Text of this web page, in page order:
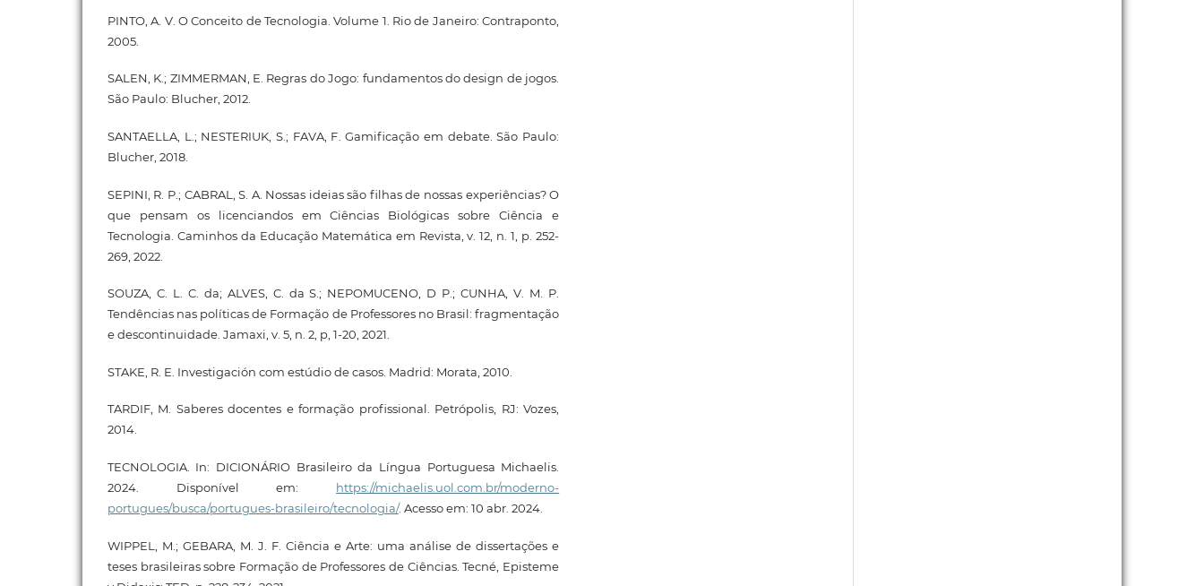
PINTO, A. V. O Conceito de Tecnologia. Volume 1. Rio de Janeiro: Contraponto,
2005.
SALEN, K.; ZIMMERMAN, E. Regras do Jogo: fundamentos do design de jogos.
São Paulo: Blucher, 2012.
SANTAELLA, L.; NESTERIUK, S.; FAVA, F. Gamificação em debate. São Paulo:
Blucher, 2018.
SEPINI, R. P.; CABRAL, S. A. Nossas ideias são filhas de nossas experiências? O
que pensam os licenciandos em Ciências Biológicas sobre Ciência e
Tecnologia. Caminhos da Educação Matemática em Revista, v. 12, n. 1, p. 252-
269, 2022.
SOUZA, C. L. C. da; ALVES, C. da S.; NEPOMUCENO, D P.; CUNHA, V. M. P.
Tendências nas políticas de Formação de Professores no Brasil: fragmentação
e descontinuidade. Jamaxi, v. 5, n. 2, p, 1-20, 2021.
STAKE, R. E. Investigación com estúdio de casos. Madrid: Morata, 2010.
TARDIF, M. Saberes docentes e formação profissional. Petrópolis, RJ: Vozes,
2014.
TECNOLOGIA. In: DICIONÁRIO Brasileiro da Língua Portuguesa Michaelis.
2024. Disponível em: https://michaelis.uol.com.br/moderno-
portugues/busca/portugues-brasileiro/tecnologia/. Acesso em: 10 abr. 2024.
WIPPEL, M.; GEBARA, M. J. F. Ciência e Arte: uma análise de dissertações e
teses brasileiras sobre Formação de Professores de Ciências. Tecné, Episteme